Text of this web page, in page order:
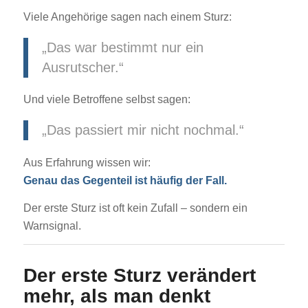
Viele Angehörige sagen nach einem Sturz:
„Das war bestimmt nur ein
Ausrutscher.“
Und viele Betroffene selbst sagen:
„Das passiert mir nicht nochmal.“
Aus Erfahrung wissen wir:
Genau das Gegenteil ist häufig der Fall.
Der erste Sturz ist oft kein Zufall – sondern ein
Warnsignal.
Der erste Sturz verändert
mehr, als man denkt